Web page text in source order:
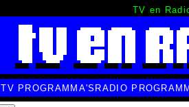
TV en
TV PROGRAMMA'S RADIO